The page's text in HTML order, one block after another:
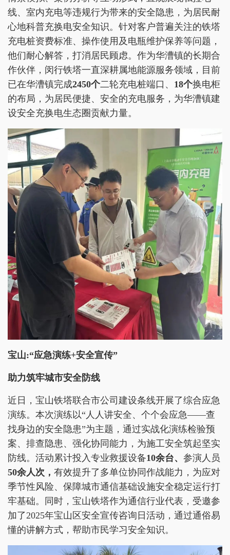
线、室内充电等违规行为带来的安全隐患，为居民耐
心地科普充换电安全知识。针对客户普遍关注的铁塔
充电桩资费标准、操作使用及电瓶维护保养等问题，
他们耐心解答，打消居民顾虑。作为华漕镇的长期合
作伙伴，闵行铁塔一直深耕属地能源服务领域，目前
已在华漕镇完成2450个二轮充电桩端口、 18个换电柜
的布局，为居民便捷、安全的充电服务，为华漕镇建
设安全充换电生态圈贡献力量。
宝山:“应急演练+安全宣传”
助力筑牢城市安全防线
近日，宝山铁塔联合市公司建设条线开展了综合应急
演练。本次演练以“人人讲安全、个个会应急——查
找身边的安全隐患”为主题，通过实战化演练检验预
案、排查隐患、强化协同能力，为施工安全筑起坚实
防线。活动累计投入专业救援设备10余台、 参演人员
50余人次 ， 有效提升了多单位协同作战能力，为应对
季节性风险、保障城市通信基础设施安全稳定运行打
牢基础。同时，宝山铁塔作为通信行业代表，受邀参
加了2025年宝山区安全宣传咨询日活动，通过通俗易
懂的讲解方式，帮助市民学习安全知识。